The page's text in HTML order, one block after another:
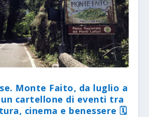
Monte Faito, da luglio a
cartellone di eventi tra
cinema e benessere 🗓